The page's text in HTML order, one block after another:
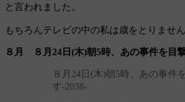
と言われました。
もちろんテレビの中の私は歳をとりません
８月 ８月24日(木)朝5時、あの事件を目撃
８月24日(木)朝5時、あの事件
す‐2038‐